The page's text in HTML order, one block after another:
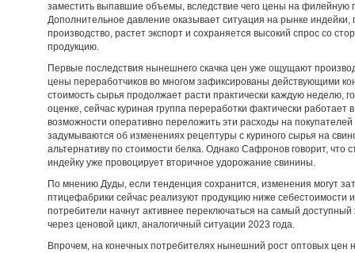
заместить выпавшие объемы, вследствие чего цены на филейную
Дополнительное давление оказывает ситуация на рынке
производство, растет экспорт и сохраняется высокий спрос со
продукцию.
Первые последствия нынешнего скачка цен уже ощущают
цены переработчиков во многом зафиксированы действующими
стоимость сырья продолжает расти практически каждую неделю,
оценке, сейчас куриная группа переработки фактически
возможности оперативно переложить эти расходы на
задумываются об изменениях рецептуры с куриного сырья на
альтернативу по стоимости белка. Однако Сафронов говорит, что
индейку уже провоцирует вторичное удорожание свинины.
По мнению Дуды, если тенденция сохранится, изменения могут
птицефабрики сейчас реализуют продукцию ниже себестоимости
потребители начнут активнее переключаться на самый
через ценовой цикл, аналогичный ситуации 2023 года.
Впрочем, на конечных потребителях нынешний рост оптовых цен